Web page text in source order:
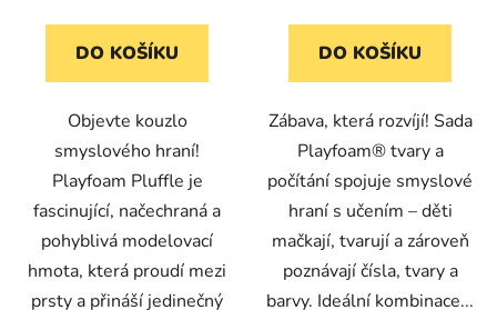
DO KOŠÍKU
Objevte kouzlo
smyslového hraní!
Playfoam Pluffle je
fascinující, načechraná a
pohyblivá modelovací
hmota, která proudí mezi
prsty a přináší jedinečný
DO KOŠÍKU
Zábava, která rozvíjí! Sada
Playfoam® tvary a
počítání spojuje smyslové
hraní s učením – děti
mačkají, tvarují a zároveň
poznávají čísla, tvary a
barvy. Ideální kombinace...